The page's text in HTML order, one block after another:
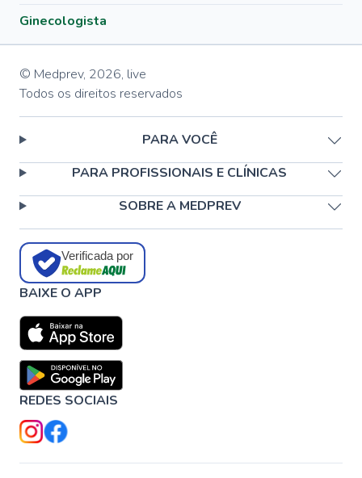
Ginecologista
© Medprev, 2026, live
Todos os direitos reservados
PARA VOCÊ
PARA PROFISSIONAIS E CLÍNICAS
SOBRE A MEDPREV
Verificada por
BAIXE O APP
REDES SOCIAIS